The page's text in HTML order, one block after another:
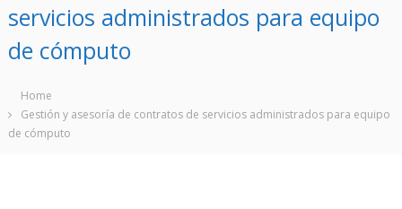
servicios administrados para equipo
de cómputo
Home
Gestión y asesoría de contratos de servicios administrados para equipo
de cómputo